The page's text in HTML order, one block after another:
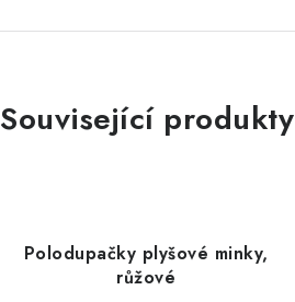
Související produkty
Polodupačky plyšové minky,
růžové